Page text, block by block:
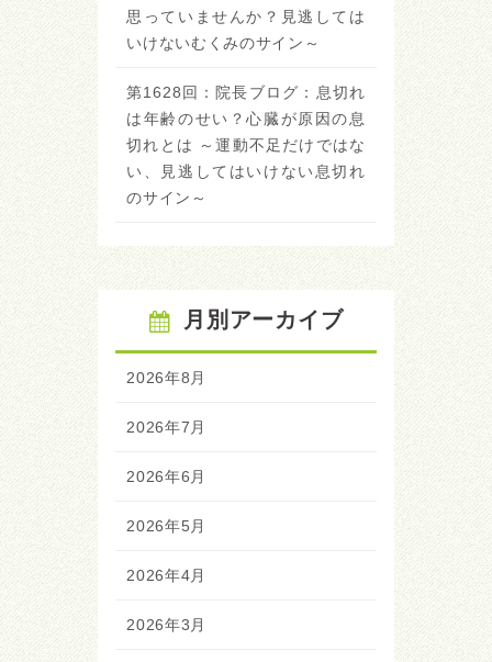
思っていませんか？見逃しては
いけないむくみのサイン～
第1628回：院長ブログ：息切れ
は年齢のせい？心臓が原因の息
切れとは ～運動不足だけではな
い、見逃してはいけない息切れ
のサイン～
月別アーカイブ
2026年8月
2026年7月
2026年6月
2026年5月
2026年4月
2026年3月